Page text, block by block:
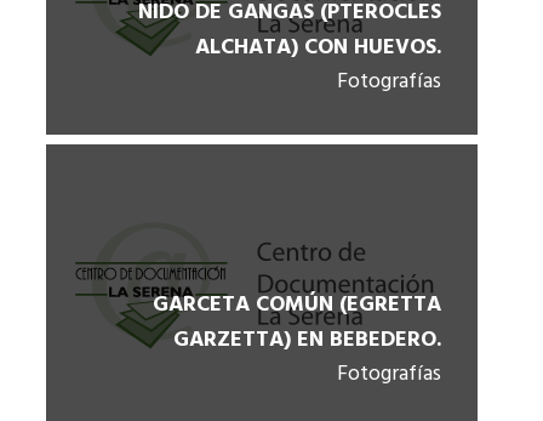
NIDO DE GANGAS (PTEROCLES
ALCHATA) CON HUEVOS.
Fotografías
GARCETA COMÚN (EGRETTA
GARZETTA) EN BEBEDERO.
Fotografías